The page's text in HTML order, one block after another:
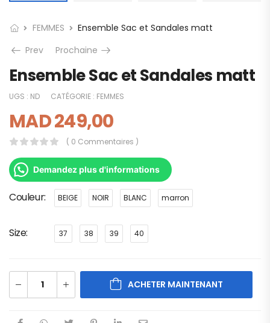
FEMMES
Ensemble Sac et Sandales matt
Prev
Prochaine
Ensemble Sac et Sandales matt
UGS : ND CATÉGORIE : FEMMES
MAD249,00
( 0 Commentaires )
Demandez plus d'informations
Couleur BEIGE NOIR BLANC marron
Size 37 38 39 40
ACHETER MAINTENANT